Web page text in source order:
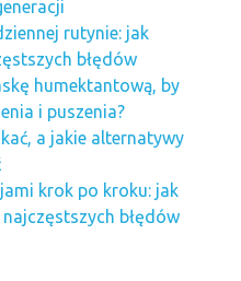
rutynie: jak
błędów
humektantową, by
i puszenia?
a jakie alternatywy
krok po kroku: jak
błędów